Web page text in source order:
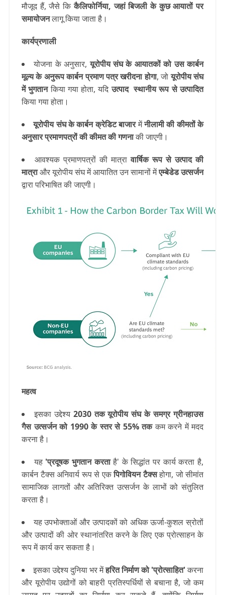
मौजूद हैं, जैसे किकैलिफोर्निया, जहां बिजली के कुछ आयातों पर
समायोजनलागू किया जाता है।
कार्यप्रणाली
योजना के अनुसार,यूरोपीय संघ के आयातकों को उस कार्बन
मूल्य के अनुरूप कार्बन प्रमाण पत्र खरीदना होगा, जोयूरोपीय संघ
में भुगतानकिया गया होता, यदिउत्पाद स्थानीय रूप से उत्पादित
किया गया होता।
यूरोपीय संघ के कार्बन क्रेडिट बाजारमेंनीलामी की कीमतों के
अनुसार प्रमाणपत्रों की कीमत की गणनाकी जाएगी।
आवश्यक प्रमाणपत्रों की मात्रावार्षिक रूप से उत्पाद की
मात्राऔर यूरोपीय संघ में आयातित उन सामानों मेंएम्बेडेड उत्सर्जन
द्वारा परिभाषित की जाएगी।
महत्व
इसका उद्देश्य 2030 तक यूरोपीय संघ के समग्र ग्रीनहाउस
गैस उत्सर्जन को 1990 के स्तर से 55% तककम करने में मदद
करना है।
यह 'प्रदूषक भुगतान करताहै' के सिद्धांत पर कार्य करता है,
कार्बन टैक्स अनिवार्य रूप से एकपिगोवियन टैक्सहोगा, जो सीमांत
सामाजिक लागतों और अतिरिक्त उत्सर्जन के लाभों को संतुलित
करता है।
यह उपभोक्ताओं और उत्पादकों को अधिक ऊर्जा-कुशल स्रोतों
और उत्पादों की ओर स्थानांतरित करने के लिए एक प्रोत्साहन के
रूप में कार्य कर सकता है।
इसका उद्देश्य दुनिया भर मेंहरित निर्माण को 'प्रोत्साहित'करना
और यूरोपीय उद्योगों को बाहरी प्रतिस्पर्धियों से बचाना है, जो कम